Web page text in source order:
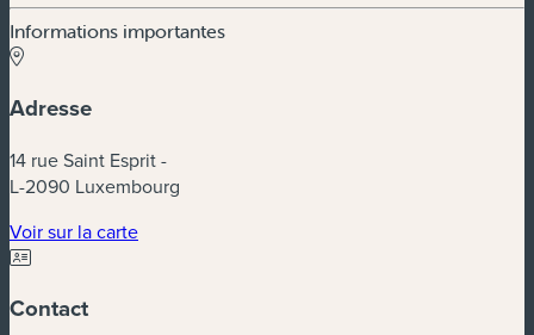
Informations importantes
Adresse
14 rue Saint Esprit -
L-2090 Luxembourg
Voir sur la carte(nouvelle fenêtre)
Contact